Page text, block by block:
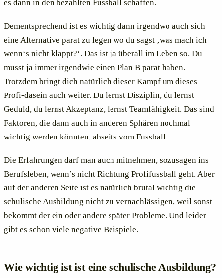
es dann in den bezahlten Fussball schaffen.
Dementsprechend ist es wichtig dann irgendwo auch sich
eine Alternative parat zu legen wo du sagst ‚was mach ich
wenn‘s nicht klappt?‘. Das ist ja überall im Leben so. Du
musst ja immer irgendwie einen Plan B parat haben.
Trotzdem bringt dich natürlich dieser Kampf um dieses
Profi-dasein auch weiter. Du lernst Disziplin, du lernst
Geduld, du lernst Akzeptanz, lernst Teamfähigkeit. Das sind
Faktoren, die dann auch in anderen Sphären nochmal
wichtig werden könnten, abseits vom Fussball.
Die Erfahrungen darf man auch mitnehmen, sozusagen ins
Berufsleben, wenn’s nicht Richtung Profifussball geht. Aber
auf der anderen Seite ist es natürlich brutal wichtig die
schulische Ausbildung nicht zu vernachlässigen, weil sonst
bekommt der ein oder andere später Probleme. Und leider
gibt es schon viele negative Beispiele.
Wie wichtig ist ist eine schulische Ausbildung?